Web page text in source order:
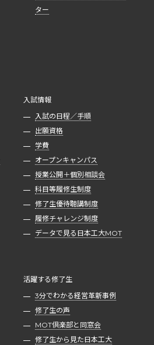
ター
入試情報
入試の日程／手順
出願資格
学費
オープンキャンパス
授業公開＋個別相談会
科目等履修生制度
修了生優待聴講制度
履修チャレンジ制度
データで見る日本工大MOT
活躍する修了生
3分でわかる経営革新事例
修了生の声
MOT倶楽部と同窓会
修了生から見た日本工大